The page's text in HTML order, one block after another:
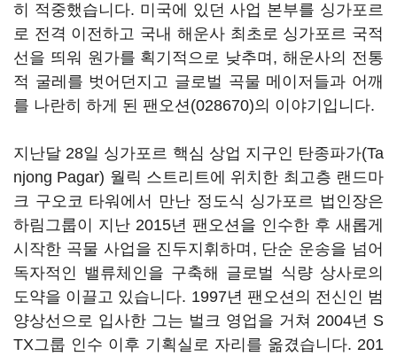
히 적중했습니다. 미국에 있던 사업 본부를 싱가포르
로 전격 이전하고 국내 해운사 최초로 싱가포르 국적
선을 띄워 원가를 획기적으로 낮추며, 해운사의 전통
적 굴레를 벗어던지고 글로벌 곡물 메이저들과 어깨
를 나란히 하게 된 팬오션(028670)의 이야기입니다.
지난달 28일 싱가포르 핵심 상업 지구인 탄종파가(Ta
njong Pagar) 월릭 스트리트에 위치한 최고층 랜드마
크 구오코 타워에서 만난 정도식 싱가포르 법인장은
하림그룹이 지난 2015년 팬오션을 인수한 후 새롭게
시작한 곡물 사업을 진두지휘하며, 단순 운송을 넘어
독자적인 밸류체인을 구축해 글로벌 식량 상사로의
도약을 이끌고 있습니다. 1997년 팬오션의 전신인 범
양상선으로 입사한 그는 벌크 영업을 거쳐 2004년 S
TX그룹 인수 이후 기획실로 자리를 옮겼습니다. 201